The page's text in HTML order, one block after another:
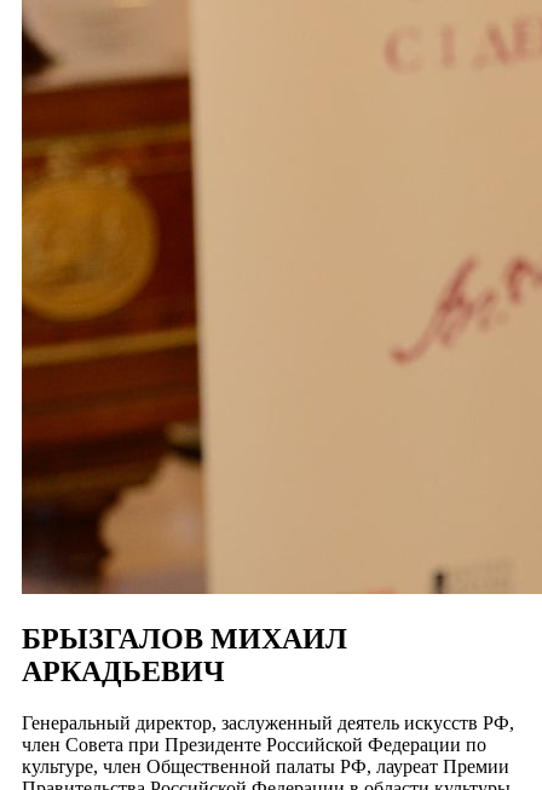
БРЫЗГАЛОВ МИХАИЛ
АРКАДЬЕВИЧ
Генеральный директор, заслуженный деятель искусств РФ,
член Совета при Президенте Российской Федерации по
культуре, член Общественной палаты РФ, лауреат Премии